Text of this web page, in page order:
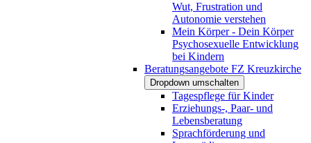
Wut, Frustration und
Autonomie verstehen
Mein Körper - Dein Körper
Psychosexuelle Entwicklung
bei Kindern
Beratungsangebote FZ Kreuzkirche
Dropdown umschalten
Tagespflege für Kinder
Erziehungs-, Paar- und
Lebensberatung
Sprachförderung und